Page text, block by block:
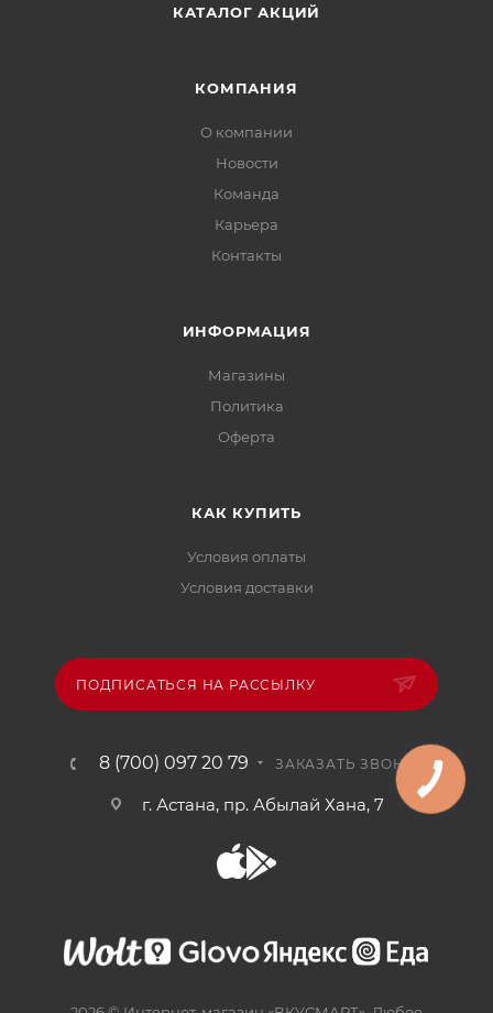
КАТАЛОГ АКЦИЙ
КОМПАНИЯ
О компании
Новости
Команда
Карьера
Контакты
ИНФОРМАЦИЯ
Магазины
Политика
Офертa
КАК КУПИТЬ
Условия оплаты
Условия доставки
ПОДПИСАТЬСЯ НА РАССЫЛКУ
8 (700) 097 20 79 ЗАКАЗАТЬ ЗВОНОК
г. Астана, пр. Абылай Хана, 7